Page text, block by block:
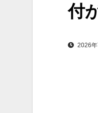
付
2026年